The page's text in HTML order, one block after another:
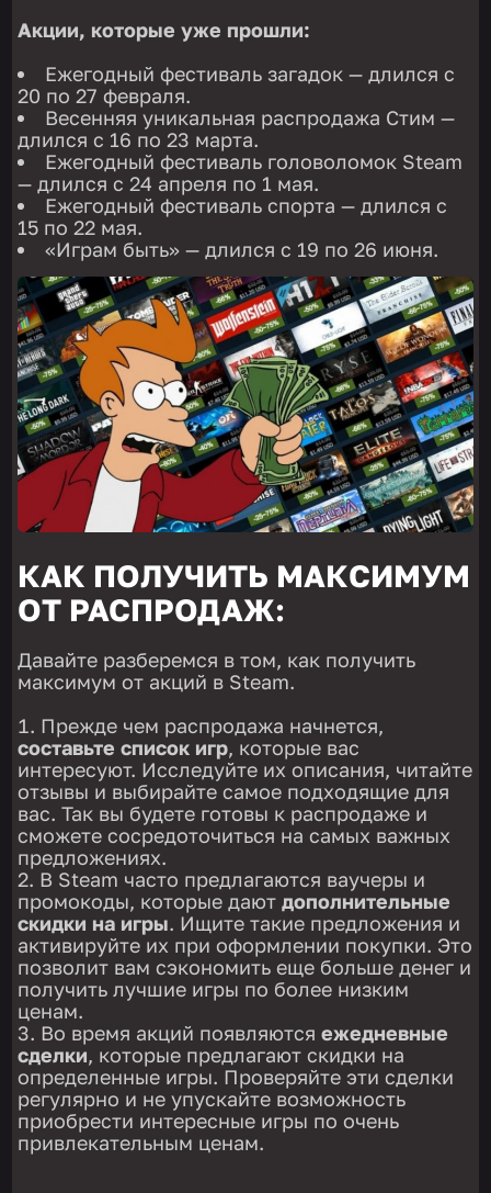
Акции, которые уже прошли:
Ежегодный фестиваль загадок — длился с
20 по 27 февраля.
Весенняя уникальная распродажа Стим —
длился с 16 по 23 марта.
Ежегодный фестиваль головоломок Steam
— длился с 24 апреля по 1 мая.
Ежегодный фестиваль спорта — длился с
15 по 22 мая.
«Играм быть» — длился с 19 по 26 июня.
КАК ПОЛУЧИТЬ МАКСИМУМ
ОТ РАСПРОДАЖ:
Давайте разберемся в том, как получить
максимум от акций в Steam.
Прежде чем распродажа начнется,
составьте список игр, которые вас
интересуют. Исследуйте их описания, читайте
отзывы и выбирайте самое подходящие для
вас. Так вы будете готовы к распродаже и
сможете сосредоточиться на самых важных
предложениях.
В Steam часто предлагаются ваучеры и
промокоды, которые даютдополнительные
скидки на игры. Ищите такие предложения и
активируйте их при оформлении покупки. Это
позволит вам сэкономить еще больше денег и
получить лучшие игры по более низким
ценам.
Во время акций появляютсяежедневные
сделки, которые предлагают скидки на
определенные игры. Проверяйте эти сделки
регулярно и не упускайте возможность
приобрести интересные игры по очень
привлекательным ценам.